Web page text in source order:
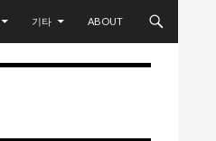
기타 ABOUT